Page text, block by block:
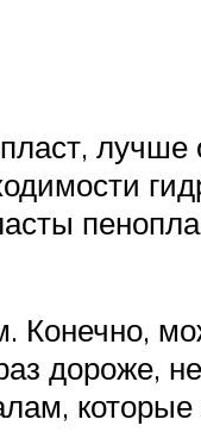
дороже,